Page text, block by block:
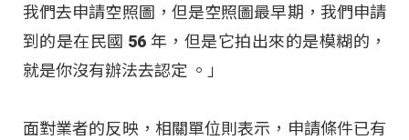
我們去申請空照圖，但是空照圖最早期，我們申請
到的是在民國 56 年，但是它拍出來的是模糊的，
就是你沒有辦法去認定 。」
面對業者的反映，相關單位則表示，申請條件已有